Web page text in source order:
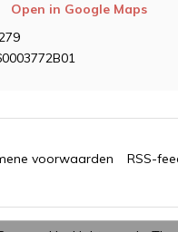
Open in Google Maps
voorwaarden RSS-